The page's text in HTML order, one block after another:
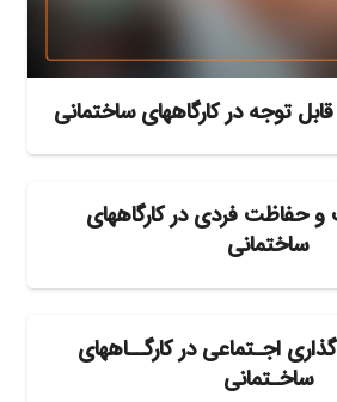
توجه در کارگاههای ساختمانی
حفاظت فردی در کارگاههای
ساختمانی
اجـتماعی در کارگــاههای
ساخـتمانی